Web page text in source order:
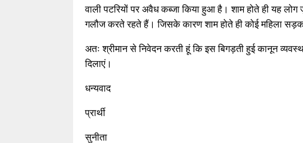
वाली पटरियों पर अवैध कब्जा किया हुआ है। शाम होते ही यह
गलौज करते रहते हैं। जिसके कारण शाम होते ही कोई महिला
अतः श्रीमान से निवेदन करती हूं कि इस बिगड़ती हुई कानून
दिलाएं।
धन्यवाद
प्रार्थी
सुनीता